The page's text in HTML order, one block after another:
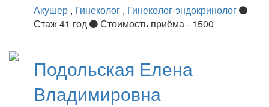
Акушер , Гинеколог , Гинеколог-эндокринолог
Стаж 41 год
Стоимость приёма - 1500
Подольская Елена
Владимировна